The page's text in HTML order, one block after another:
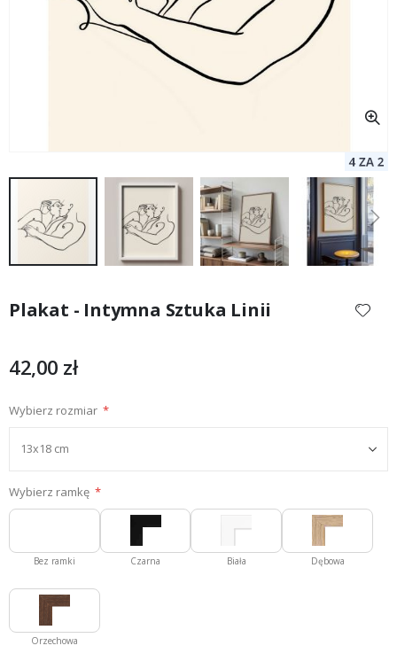
początek
Plakat - Intymna Sztuka Linii
42,00 zł
Wybierz rozmiar
Wybierz ramkę
Bez ramki Czarna Biała Dębowa
Orzechowa